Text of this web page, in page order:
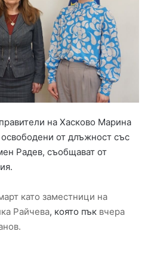
на Хасково Марина
от длъжност със
Радев, съобщават от
като заместници на
Райчева, която пък вчера